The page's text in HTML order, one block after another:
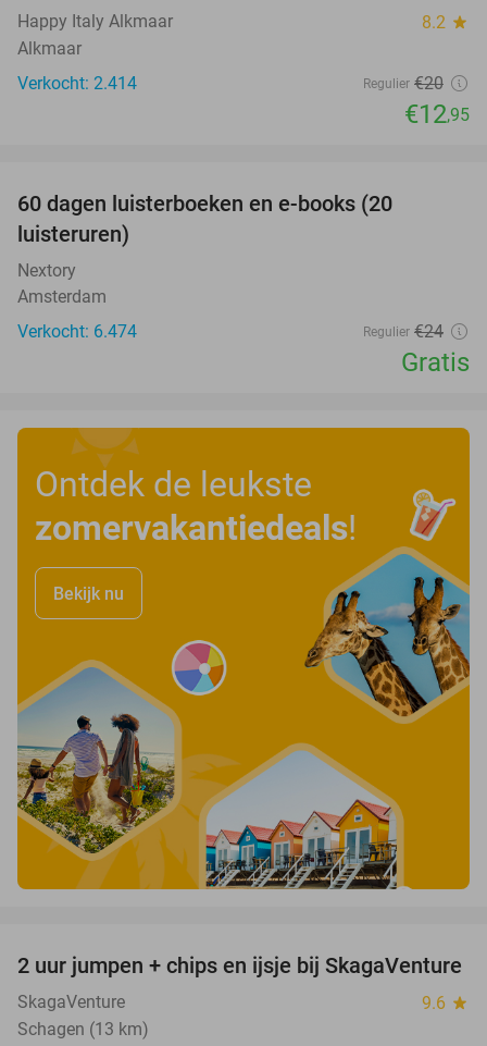
Happy Italy Alkmaar 8.2 star
Alkmaar
Verkocht: 2.414
Regulier €20
€12,95
60 dagen luisterboeken en e-books (20
luisteruren)
Nextory
Amsterdam
Verkocht: 6.474
Regulier €24
Gratis
Ontdek de leukste
zomervakantiedeals!
Bekijk nu
45%
2 uur jumpen + chips en ijsje bij SkagaVenture
SkagaVenture 9.6 star
Schagen (13 km)